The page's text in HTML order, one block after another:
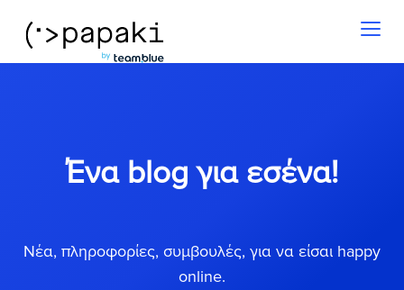
Ένα blog για εσένα!
Νέα, πληροφορίες, συμβουλές, για να είσαι happy
online.